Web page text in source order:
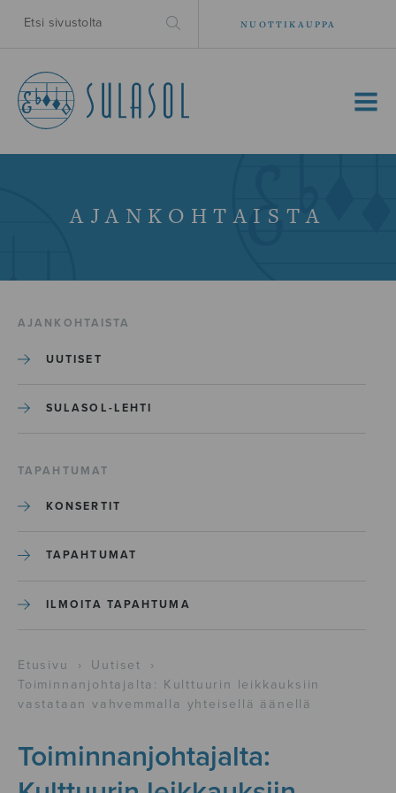
NUOTTIKAUPPA
MENU
AJANKOHTAISTA
AJANKOHTAISTA
UUTISET
SULASOL-LEHTI
TAPAHTUMAT
KONSERTIT
TAPAHTUMAT
ILMOITA TAPAHTUMA
Etusivu › Uutiset
›
Toiminnanjohtajalta: Kulttuurin leikkauksiin
vastataan vahvemmalla yhteisellä äänellä
Toiminnanjohtajalta: